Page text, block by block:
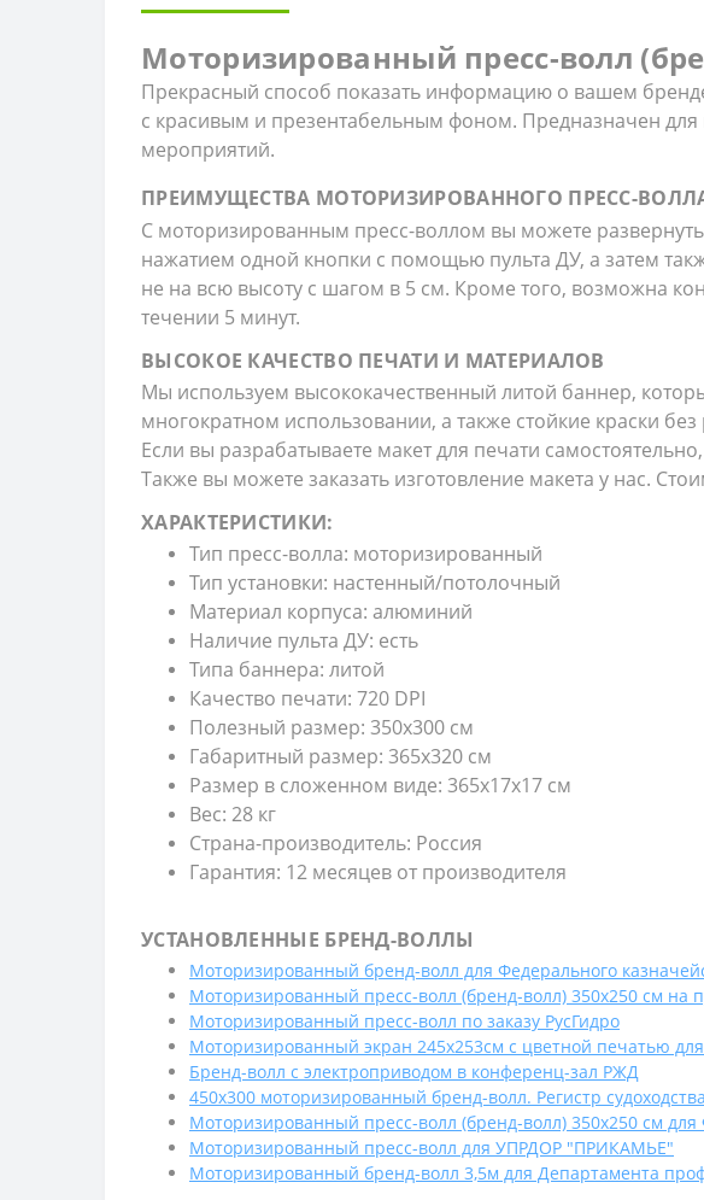
Моторизированный пресс-волл
Прекрасный способ показать информацию о вашем
с красивым и презентабельным фоном. Предназначен
мероприятий.
ПРЕИМУЩЕСТВА МОТОРИЗИРОВАННОГО ПРЕСС-
С моторизированным пресс-воллом вы можете
нажатием одной кнопки с помощью пульта ДУ, а затем
не на всю высоту с шагом в 5 см. Кроме того, возможна
течении 5 минут.
ВЫСОКОЕ КАЧЕСТВО ПЕЧАТИ И МАТЕРИАЛОВ
Мы используем высококачественный литой баннер,
многократном использовании, а также стойкие краски без
Если вы разрабатываете макет для печати
Также вы можете заказать изготовление макета у нас.
ХАРАКТЕРИСТИКИ:
Тип пресс-волла: моторизированный
Тип установки: настенный/потолочный
Материал корпуса: алюминий
Наличие пульта ДУ: есть
Типа баннера: литой
Качество печати: 720 DPI
Полезный размер: 350х300 см
Габаритный размер: 365х320 см
Размер в сложенном виде: 365х17х17 см
Вес: 28 кг
Страна-производитель: Россия
Гарантия: 12 месяцев от производителя
УСТАНОВЛЕННЫЕ БРЕНД-ВОЛЛЫ
Моторизированный бренд-волл для Федерального
Моторизированный пресс-волл (бренд-волл) 350х250 см на
Моторизированный пресс-волл по заказу РусГидро
Моторизированный экран 245х253см с цветной печатью
Бренд-волл с электроприводом в конференц-зал РЖД
450х300 моторизированный бренд-волл. Регистр судоходства
Моторизированный пресс-волл (бренд-волл) 350х250 см
Моторизированный пресс-волл для УПРДОР "ПРИКАМЬЕ"
Моторизированный бренд-волл 3,5м для Департамента